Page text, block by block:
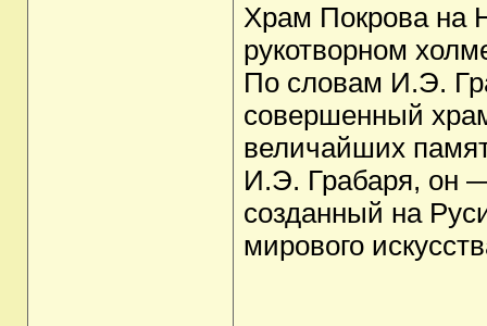
Храм Покрова на
рукотворном
По словам И.Э.
совершенный
величайших
И.Э. Грабаря, он
созданный на
мирового